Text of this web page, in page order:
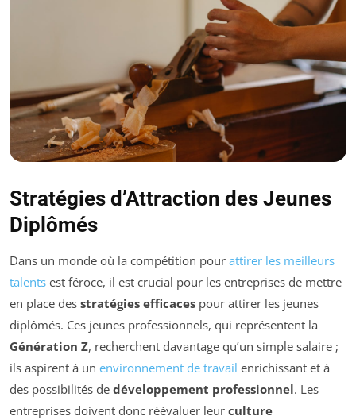
Stratégies d’Attraction des Jeunes
Diplômés
Dans un monde où la compétition pour attirer les meilleurs
talents est féroce, il est crucial pour les entreprises de mettre
en place des stratégies efficaces pour attirer les jeunes
diplômés. Ces jeunes professionnels, qui représentent la
Génération Z, recherchent davantage qu’un simple salaire ;
ils aspirent à un environnement de travail enrichissant et à
des possibilités de développement professionnel. Les
entreprises doivent donc réévaluer leur culture